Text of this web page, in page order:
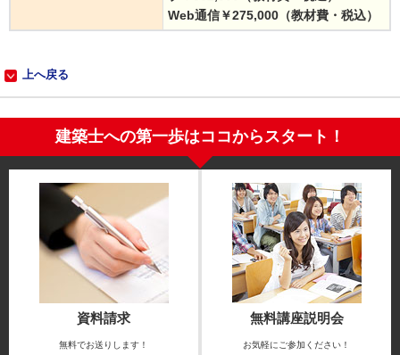
Web通信￥275,000（教材費・税込）
上へ戻る
建築士への第一歩はココからスタート！
資料請求
無料でお送りします！
無料講座説明会
お気軽にご参加ください！